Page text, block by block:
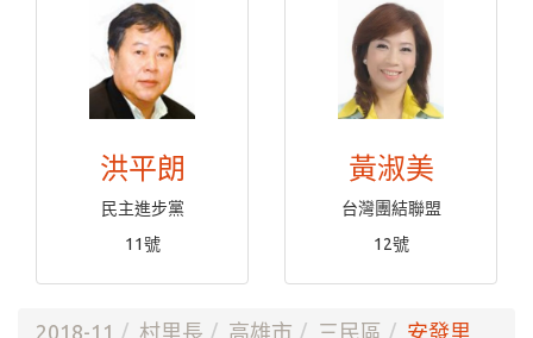
洪平朗
民主進步黨
11號
黃淑美
台灣團結聯盟
12號
2018-11 村里長 高雄市 三民區 安發里